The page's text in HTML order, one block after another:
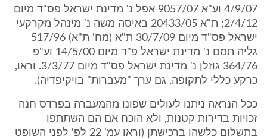
4/9/07 וע"א 9057/07 אפל נ' מדינת ישראל פס"ד מיום
2/4/12; ת"א 20433/05 באיסה משה נ' מינהל מקרקעי
ישראל פס"ד מיום 30/7/09 ת"א (מח' ת"א) 517/96
גליה תמם נ' מדינת ישראל פ"ד מיום 14/5/00 וע"פ
364/76 גוזלן נ' מדינת ישראל פס"ד מיום 3/3/77. וראו,
כרקע כללי לתקופה, גם ערך "מעברות" בויקיפדיה).
ככל הנראה ניתנו לעולים שפונו מהמעברה בפרדס חנה
זכויות בדירות קטנות, ולא הוכח אם הם השתתפו
בתשלום כלשהו ברכישתן (וראו עמ' 22 לפ' לפני השופט